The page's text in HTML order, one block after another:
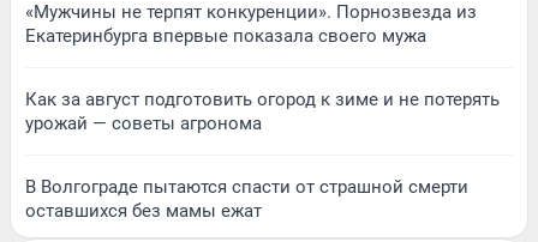
«Мужчины не терпят конкуренции». Порнозвезда из
Екатеринбурга впервые показала своего мужа
Как за август подготовить огород к зиме и не потерять
урожай — советы агронома
В Волгограде пытаются спасти от страшной смерти
оставшихся без мамы ежат